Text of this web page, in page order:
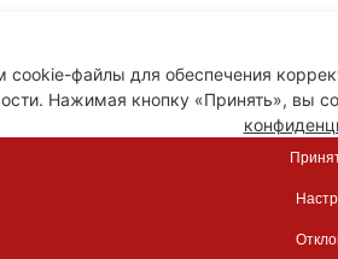
файлы для обеспечения
Нажимая кнопку «Принять», вы